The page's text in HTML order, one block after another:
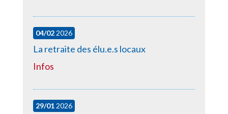
04/022026
La retraite des élu.e.s locaux
Infos
29/012026